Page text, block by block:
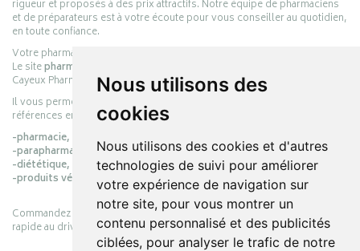
Nous utilisons des
cookies
Nous utilisons des cookies et d'autres
technologies de suivi pour améliorer
votre expérience de navigation sur
notre site, pour vous montrer un
contenu personnalisé et des publicités
ciblées, pour analyser le trafic de notre
rigueur et proposés à des prix attractifs. Notre équipe de pharmaciens
et de préparateurs est à votre écoute pour vous conseiller au quotidien,
en toute confiance.
Votre pharmacie en ligne :
Le sitepharmacie-cayeux.fr
Cayeux Pharmabest Berck-sur-Mer – Rang-du-Fliers.
Il vous permet de réaliser vos achats en ligne parmi des milliers de
références en :
-pharmacie,
-parapharmacie,
-diététique,
-produits vétérinaires.
Commandez simplement vos produits en ligne et choisissez le retrait
rapide au drive ou la livraison à domicile, en toute simplicité.